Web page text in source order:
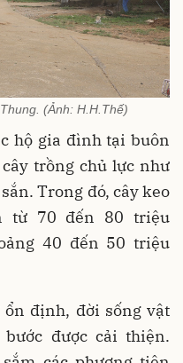
(Ảnh: H.H.Thế)
hộ gia đình tại buôn
trồng chủ lực như
Trong đó, cây keo
từ 70 đến 80 triệu
40 đến 50 triệu
ổn định, đời sống vật
được cải thiện.